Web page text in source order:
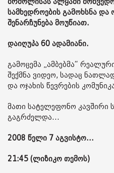
სამხედროების გამოხსნა და
შენარჩუნება მოუწიათ.
დაიღუპა 60 ადამიანი.
გამოცემა „ამბებმა“
შექმნა ვიდეო, სადაც
და ოჯახის წევრების
მათი სატელეფონო კავშირი
გაგრძელდა...
2008 წელი 7 აგვისტო...
21:45 (ლიზიკო თემოს)